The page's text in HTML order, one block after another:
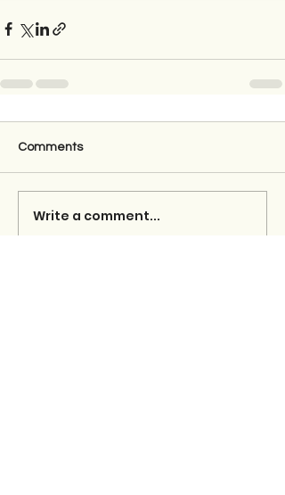
Comments
Write a comment...